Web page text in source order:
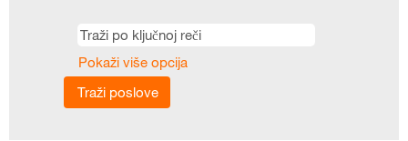
Pokaži više opcija